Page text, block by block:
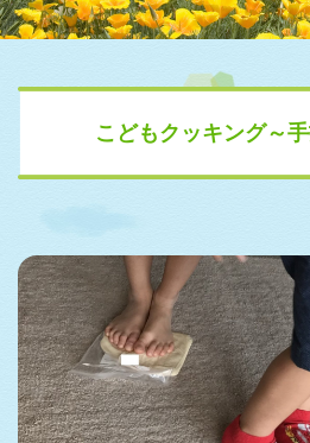
こどもクッキング～